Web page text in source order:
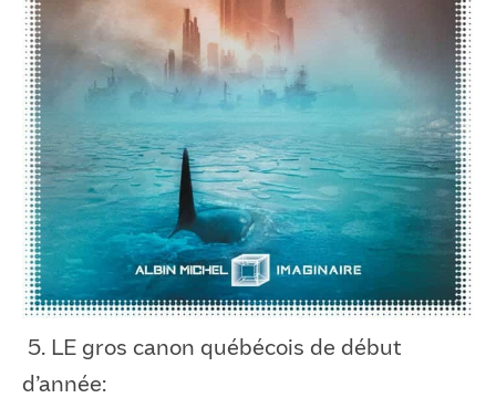
5. LE gros canon québécois de début
d’année: